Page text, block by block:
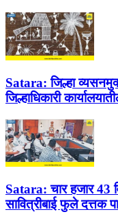
Satara: जिल्हा
जिल्हाधिकारी
Satara: चार हजार 43
सावित्रीबाई फुले दत्तक